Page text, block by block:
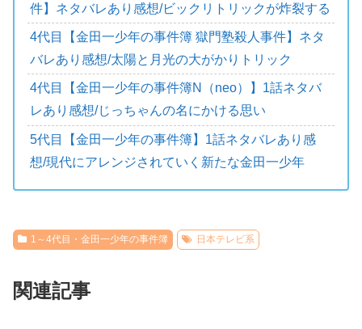
件】ネタバレあり感想/ビックリトリックが炸裂する
4代目【金田一少年の事件簿 獄門塾殺人事件】ネタ
バレあり感想/太陽と月光の大がかりトリック
4代目【金田一少年の事件簿N（neo）】1話ネタバ
レあり感想/じっちゃんの名にかける思い
5代目【金田一少年の事件簿】1話ネタバレあり感
想/現代にアレンジされていく新たな金田一少年
1～4代目・金田一少年の事件簿 日本テレビ系
関連記事